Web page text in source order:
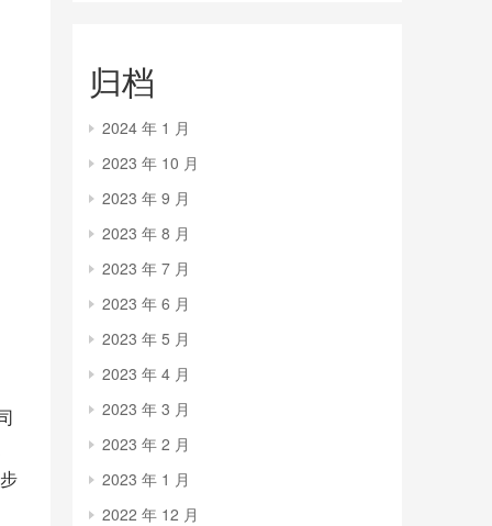
归档
2024 年 1 月
2023 年 10 月
2023 年 9 月
2023 年 8 月
2023 年 7 月
2023 年 6 月
2023 年 5 月
2023 年 4 月
2023 年 3 月
2023 年 2 月
2023 年 1 月
2022 年 12 月